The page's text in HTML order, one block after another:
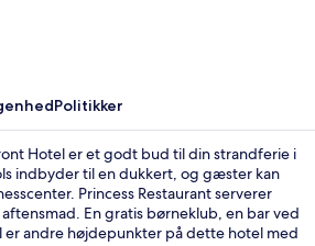
Politikker
Hotel er et godt bud til din strandferie i
indbyder til en dukkert, og gæster kan
Princess Restaurant serverer
En gratis børneklub, en bar ved
andre højdepunkter på dette hotel med